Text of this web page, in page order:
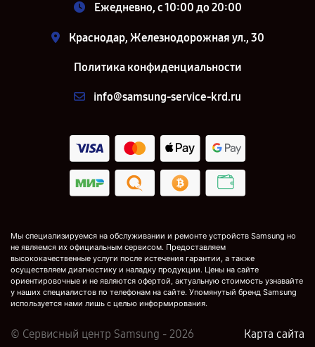
Ежедневно, с 10:00 до 20:00
Краснодар, Железнодорожная ул., 30
Политика конфиденциальности
info@samsung-service-krd.ru
Мы специализируемся на обслуживании и ремонте устройств Samsung но
не являемся их официальным сервисом. Предоставляем
высококачественные услуги после истечения гарантии, а также
осуществляем диагностику и наладку продукции. Цены на сайте
ориентировочные и не являются офертой, актуальную стоимость узнавайте
у наших специалистов по телефонам на сайте. Упомянутый бренд Samsung
используется нами лишь с целью информирования.
© Сервисный центр Samsung - 2026 Карта сайта